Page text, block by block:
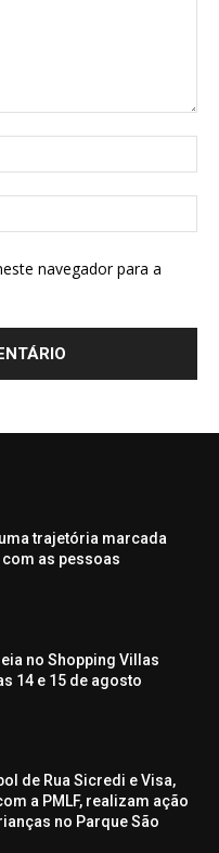
navegador para a
uma trajetória marcada
as pessoas
no Shopping Villas
14 e 15 de agosto
de Rua Sicredi e Visa,
a PMLF, realizam ação
no Parque São